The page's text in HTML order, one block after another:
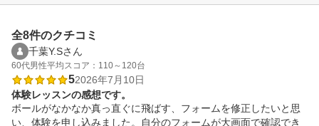
全8件のクチコミ
千葉Y.Sさん
60代男性平均スコア：110～120台
52026年7月10日
体験レッスンの感想です。
ボールがなかなか真っ直ぐに飛ばす、フォームを修正したいと思
い、体験を申し込みました。自分のフォームが大画面で確認でき